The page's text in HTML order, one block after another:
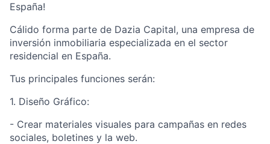
España!
Cálido forma parte de Dazia Capital, una empresa de
inversión inmobiliaria especializada en el sector
residencial en España.
Tus principales funciones serán:
1. Diseño Gráfico:
- Crear materiales visuales para campañas en redes
sociales, boletines y la web.